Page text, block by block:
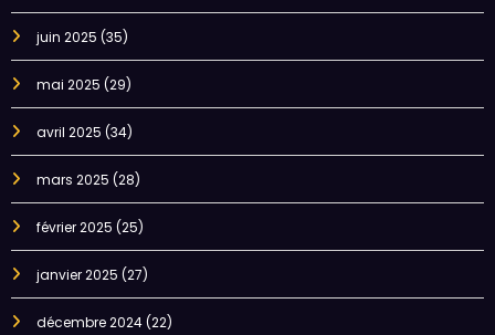
juin 2025 (35)
mai 2025 (29)
avril 2025 (34)
mars 2025 (28)
février 2025 (25)
janvier 2025 (27)
décembre 2024(22)